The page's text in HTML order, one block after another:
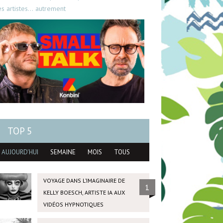
artistes… autrement
TOP 5
AUJOURD'HUI SEMAINE MOIS TOUS
VOYAGE DANS L’IMAGINAIRE DE
KELLY BOESCH, ARTISTE IA AUX
VIDÉOS HYPNOTIQUES
1